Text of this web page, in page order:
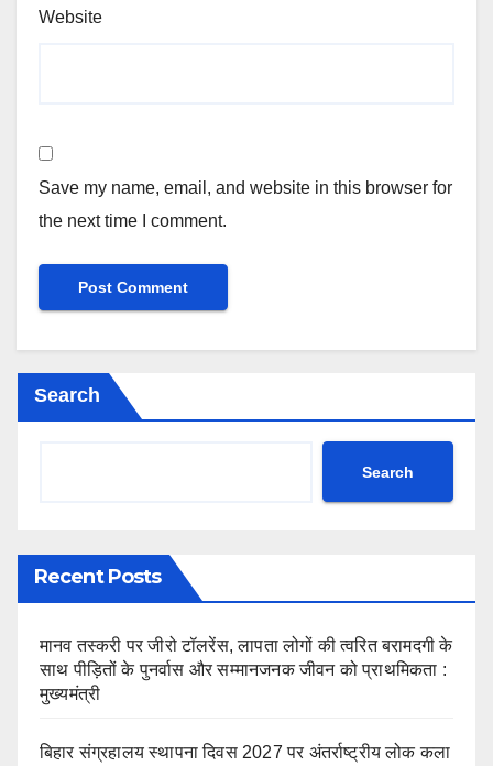
Website
Save my name, email, and website in this browser for
the next time I comment.
Search
Search
Recent Posts
मानव तस्करी पर जीरो टॉलरेंस, लापता लोगों की त्वरित बरामदगी के
साथ पीड़ितों के पुनर्वास और सम्मानजनक जीवन को प्राथमिकता :
मुख्यमंत्री
बिहार संग्रहालय स्थापना दिवस 2027 पर अंतर्राष्ट्रीय लोक कला